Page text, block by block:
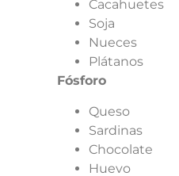
Cacahuetes
Soja
Nueces
Plátanos
Fósforo
Queso
Sardinas
Chocolate
Huevo